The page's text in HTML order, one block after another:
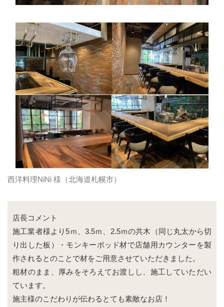
西洋料理NiNi 様（北海道札幌市）
店長コメント
施工業者様より5ｍ、3.5ｍ、2.5ｍの共木（同じ丸太から切
り出した板）・モンキーポッド材で店舗用カウンターを製
作されるとのことで材をご用意させていただきました。
粗材のまま、厚みをそろえてお渡しし、施工していただい
ています。
施主様のこだわりが伝わるとても素敵なお店！